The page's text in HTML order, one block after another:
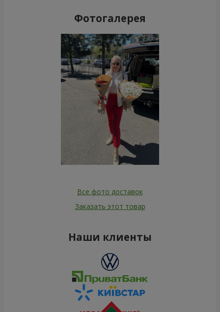
Фотогалерея
Все фото доставок
Заказать этот товар
Наши клиенты